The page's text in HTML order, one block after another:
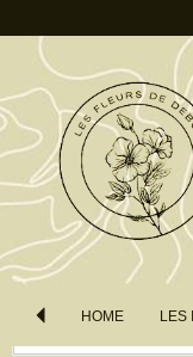
HOME LES
LAND VAN
LENGTE
KLEUR